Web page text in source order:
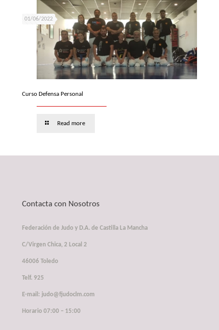
01/06/2022
Curso Defensa Personal
Read more
Contacta con Nosotros
Federación de Judo y D.A. de Castilla La Mancha
C/Virgen Chica, 2 Local 2
46006 Toledo
Telf. 925
E-mail: judo@fjudoclm.com
Horario 07:00 – 15:00